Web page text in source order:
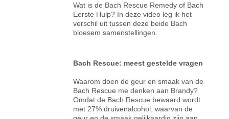
Wat is de Bach Rescue Remedy of Bach
Eerste Hulp? In deze video leg ik het
verschil uit tussen deze beide Bach
bloesem samenstellingen.
Bach Rescue: meest gestelde vragen
Waarom doen de geur en smaak van de
Bach Rescue me denken aan Brandy?
Omdat de Bach Rescue bewaard wordt
met 27% druivenalcohol, waarvan de